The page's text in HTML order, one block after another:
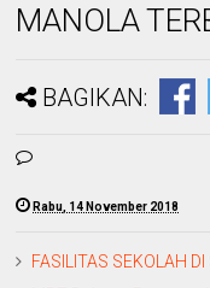
MANOLA
BAGIKAN:
Rabu, 14 November 2018
FASILITAS SEKOLAH